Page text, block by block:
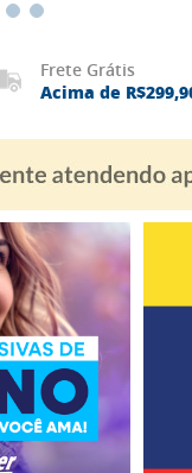
Frete Grátis
Acima de